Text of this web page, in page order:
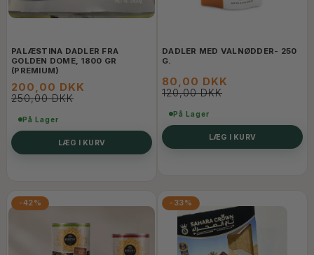
PALÆSTINA DADLER FRA
GOLDEN DOME, 1800 GR
(PREMIUM)
200,00 DKK
250,00 DKK
På Lager
LÆG I KURV
DADLER MED VALNØDDER- 250
G.
80,00 DKK
120,00 DKK
På Lager
LÆG I KURV
-42% -33%